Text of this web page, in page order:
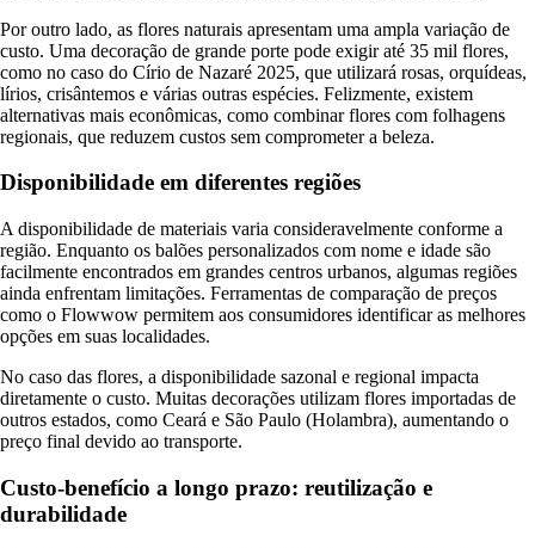
Por outro lado, as flores naturais apresentam uma ampla variação de
custo. Uma decoração de grande porte pode exigir até 35 mil flores,
como no caso do Círio de Nazaré 2025, que utilizará rosas, orquídeas,
lírios, crisântemos e várias outras espécies. Felizmente, existem
alternativas mais econômicas, como combinar flores com folhagens
regionais, que reduzem custos sem comprometer a beleza.
Disponibilidade em diferentes regiões
A disponibilidade de materiais varia consideravelmente conforme a
região. Enquanto os balões personalizados com nome e idade são
facilmente encontrados em grandes centros urbanos, algumas regiões
ainda enfrentam limitações. Ferramentas de comparação de preços
como o Flowwow permitem aos consumidores identificar as melhores
opções em suas localidades.
No caso das flores, a disponibilidade sazonal e regional impacta
diretamente o custo. Muitas decorações utilizam flores importadas de
outros estados, como Ceará e São Paulo (Holambra), aumentando o
preço final devido ao transporte.
Custo-benefício a longo prazo: reutilização e
durabilidade